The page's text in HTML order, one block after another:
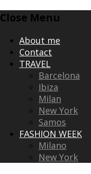
Skip
content
Close Menu
About me
Contact
TRAVEL
Barcelona
Ibiza
Milan
New York
Samos
FASHION WEEK
Milano
New York